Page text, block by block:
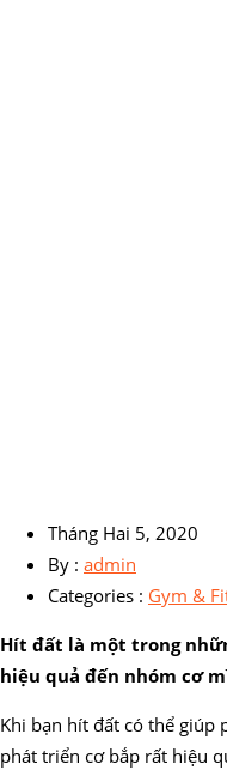
Tháng Hai 5, 2020
By : admin
Categories : Gym &
Hít đất là một trong
hiệu quả đến nhóm cơ
Khi bạn hít đất có thể giúp
phát triển cơ bắp rất hiệu